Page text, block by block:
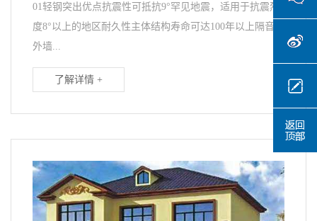
01轻钢突出优点抗震性可抵抗9°罕见地震，适用于抗震烈
度8°以上的地区耐久性主体结构寿命可达100年以上隔音性
外墙...
了解详情 +